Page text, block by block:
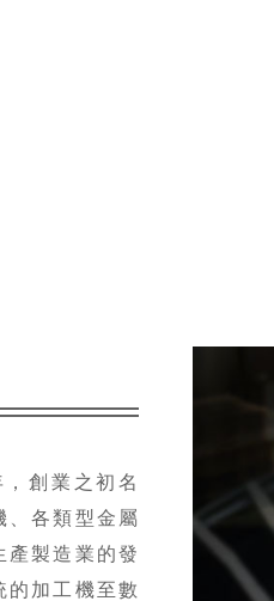
創業之初名
、各類型金屬
產製造業的發
的加工機至數